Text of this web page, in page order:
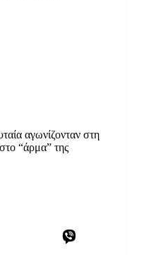
αγωνίζονταν στη
“άρμα” της